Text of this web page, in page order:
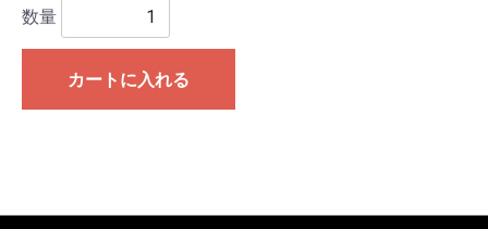
数量
カートに入れる